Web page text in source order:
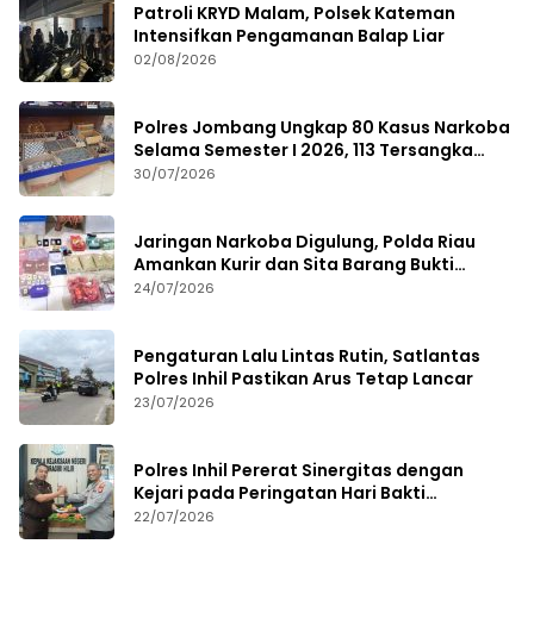
Patroli KRYD Malam, Polsek Kateman
Intensifkan Pengamanan Balap Liar
02/08/2026
Polres Jombang Ungkap 80 Kasus Narkoba
Selama Semester I 2026, 113 Tersangka
Diamankan
30/07/2026
Jaringan Narkoba Digulung, Polda Riau
Amankan Kurir dan Sita Barang Bukti
Bernilai Fantastis
24/07/2026
Pengaturan Lalu Lintas Rutin, Satlantas
Polres Inhil Pastikan Arus Tetap Lancar
23/07/2026
Polres Inhil Pererat Sinergitas dengan
Kejari pada Peringatan Hari Bakti
Adhyaksa ke-66
22/07/2026